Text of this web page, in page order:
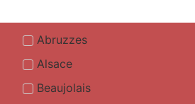
Abruzzes
Alsace
Beaujolais